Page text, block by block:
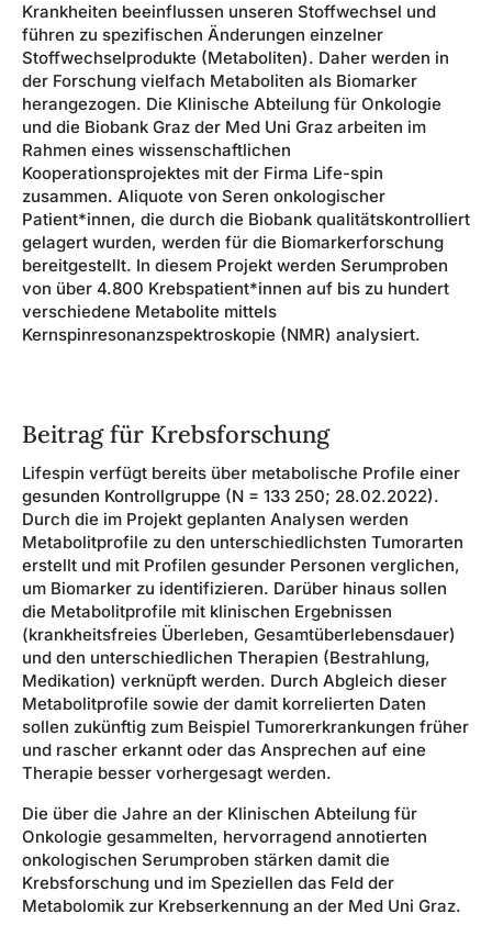
Krankheiten beeinflussen unseren Stoffwechsel und
führen zu spezifischen Änderungen einzelner
Stoffwechselprodukte (Metaboliten). Daher werden in
der Forschung vielfach Metaboliten als Biomarker
herangezogen. Die Klinische Abteilung für Onkologie
und die Biobank Graz der Med Uni Graz arbeiten im
Rahmen eines wissenschaftlichen
Kooperationsprojektes mit der Firma Life-spin
zusammen. Aliquote von Seren onkologischer
Patient*innen, die durch die Biobank qualitätskontrolliert
gelagert wurden, werden für die Biomarkerforschung
bereitgestellt. In diesem Projekt werden Serumproben
von über 4.800 Krebspatient*innen auf bis zu hundert
verschiedene Metabolite mittels
Kernspinresonanzspektroskopie (NMR) analysiert.
Beitrag für Krebsforschung
Lifespin verfügt bereits über metabolische Profile einer
gesunden Kontrollgruppe (N = 133 250; 28.02.2022).
Durch die im Projekt geplanten Analysen werden
Metabolitprofile zu den unterschiedlichsten Tumorarten
erstellt und mit Profilen gesunder Personen verglichen,
um Biomarker zu identifizieren. Darüber hinaus sollen
die Metabolitprofile mit klinischen Ergebnissen
(krankheitsfreies Überleben, Gesamtüberlebensdauer)
und den unterschiedlichen Therapien (Bestrahlung,
Medikation) verknüpft werden. Durch Abgleich dieser
Metabolitprofile sowie der damit korrelierten Daten
sollen zukünftig zum Beispiel Tumorerkrankungen früher
und rascher erkannt oder das Ansprechen auf eine
Therapie besser vorhergesagt werden.
Die über die Jahre an der Klinischen Abteilung für
Onkologie gesammelten, hervorragend annotierten
onkologischen Serumproben stärken damit die
Krebsforschung und im Speziellen das Feld der
Metabolomik zur Krebserkennung an der Med Uni Graz.